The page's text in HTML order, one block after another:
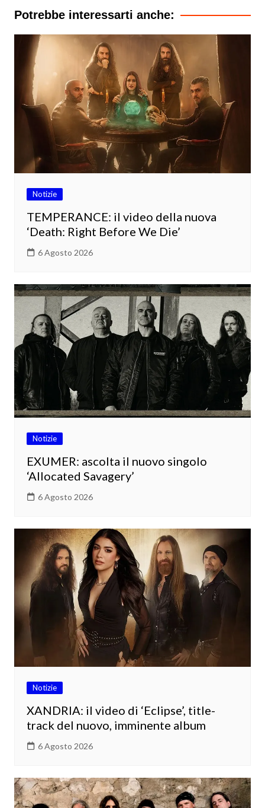
Potrebbe interessarti anche:
Notizie
TEMPERANCE: il video della nuova
‘Death: Right Before We Die’
6 Agosto 2026
Notizie
EXUMER: ascolta il nuovo singolo
‘Allocated Savagery’
6 Agosto 2026
Notizie
XANDRIA: il video di ‘Eclipse’, title-
track del nuovo, imminente album
6 Agosto 2026